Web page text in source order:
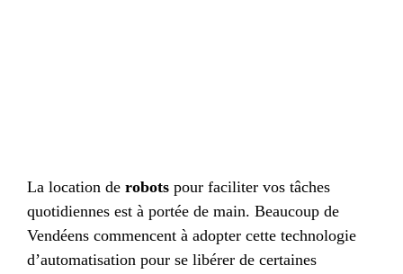
La location de robots pour faciliter vos tâches
quotidiennes est à portée de main. Beaucoup de
Vendéens commencent à adopter cette technologie
d’automatisation pour se libérer de certaines